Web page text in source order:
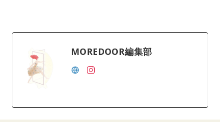
MOREDOOR編集部